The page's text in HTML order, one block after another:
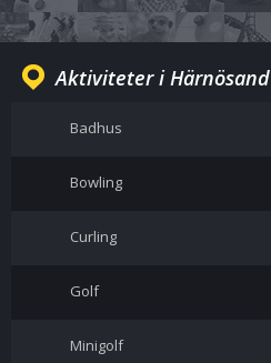
Aktiviteter i Härnösand
Badhus
Bowling
Curling
Golf
Minigolf